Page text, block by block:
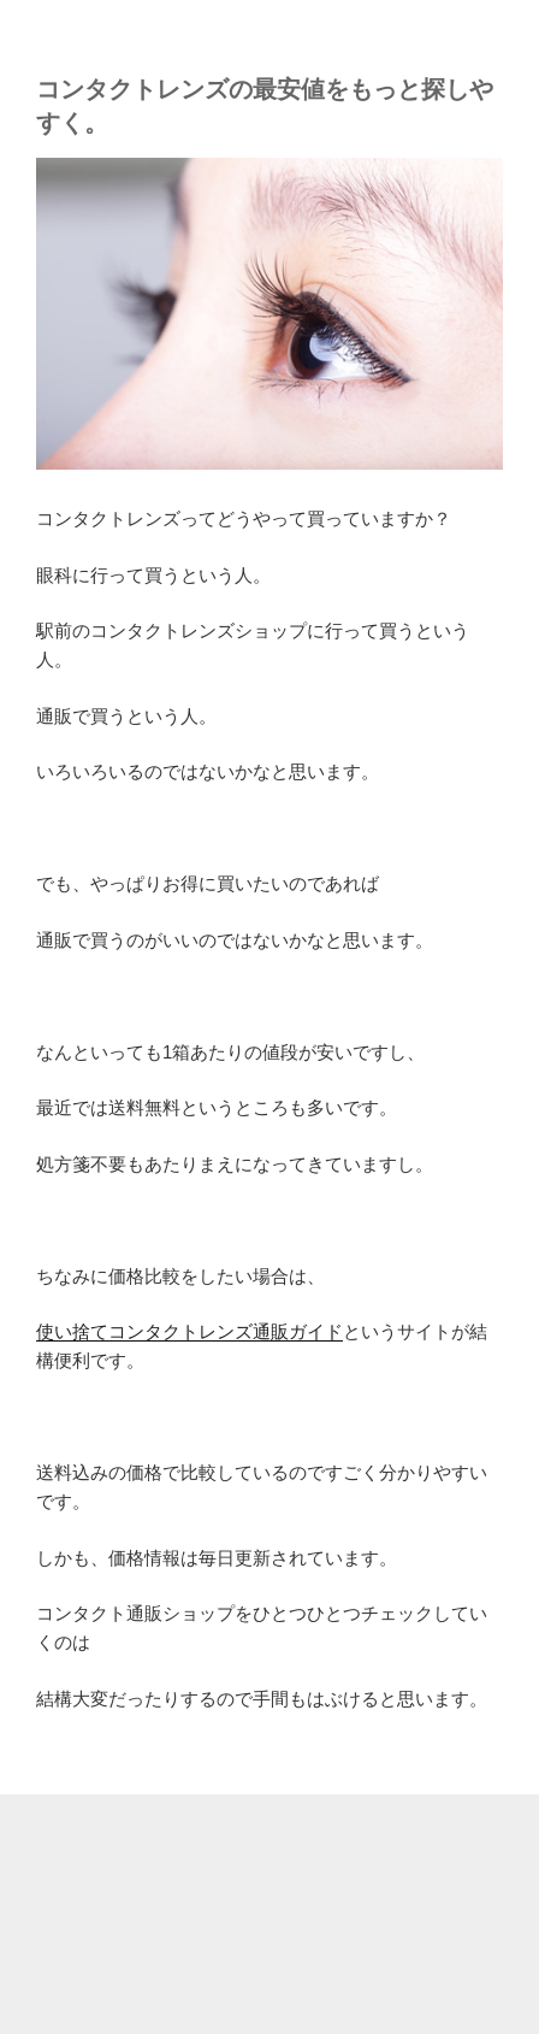
コンタクトレンズの最安値をもっと探しや
すく。
コンタクトレンズってどうやって買っていますか？
眼科に行って買うという人。
駅前のコンタクトレンズショップに行って買うという
人。
通販で買うという人。
いろいろいるのではないかなと思います。
でも、やっぱりお得に買いたいのであれば
通販で買うのがいいのではないかなと思います。
なんといっても1箱あたりの値段が安いですし、
最近では送料無料というところも多いです。
処方箋不要もあたりまえになってきていますし。
ちなみに価格比較をしたい場合は、
使い捨てコンタクトレンズ通販ガイド というサイトが結
構便利です。
送料込みの価格で比較しているのですごく分かりやすい
です。
しかも、価格情報は毎日更新されています。
コンタクト通販ショップをひとつひとつチェックしてい
くのは
結構大変だったりするので手間もはぶけると思います。